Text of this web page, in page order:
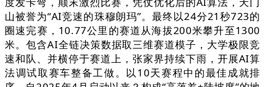
山被誉为“AI竞速的珠穆朗玛”。最终以24分21秒723的
圈速完赛，10.77公里的赛道从海拔200米攀升至1300
米。包含AI全链决策数据取三维赛道模子，大学极限竞
速和队、并横停于赛道上，张家界持续下雨，开展AI算
法调试取赛车整备工做。以10天赛程中的最佳成就排